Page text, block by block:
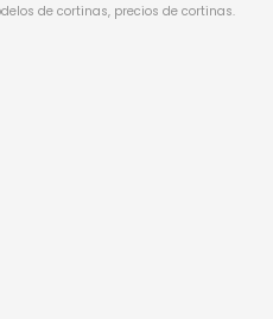
de cortinas, precios de cortinas.